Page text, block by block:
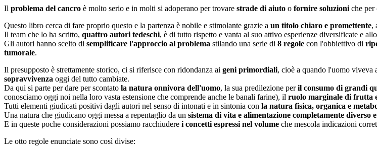
Il problema del cancro è molto serio e in molti si adoperano per trovare strade di aiuto o fornire soluzioni che per
Questo libro cerca di fare proprio questo e la partenza è nobile e stimolante grazie a un titolo chiaro e promettente,
Il team che lo ha scritto, quattro autori tedeschi, è di tutto rispetto e vanta al suo attivo esperienze diversificate e
Gli autori hanno scelto di semplificare l'approccio al problema stilando una serie di 8 regole con l'obbiettivo di
tumorale.
Il presupposto è strettamente storico, ci si riferisce con ridondanza ai geni primordiali, cioè a quando l'uomo viveva
sopravvivenza oggi del tutto cambiate.
Da qui si parte per dare per scontato la natura onnivora dell'uomo, la sua predilezione peril consumo di grandi
conosciamo oggi noi nella loro vasta estensione che comprende anche le banali farine), il ruolo marginale di frutta
Tutti elementi giudicati positivi dagli autori nel senso di intonati e in sintonia con la natura fisica, organica e
Una natura che giudicano oggi messa a repentaglio da un sistema di vita e alimentazione completamente diverso
E in queste poche considerazioni possiamo racchiudere i concetti espressi nel volume che mescola indicazioni
Le otto regole enunciate sono così divise: